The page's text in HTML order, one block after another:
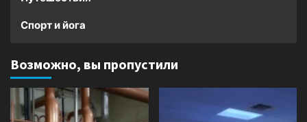
Спорт и йога
Возможно, вы пропустили